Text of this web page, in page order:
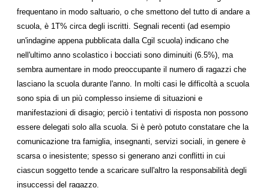
frequentano in modo saltuario, o che smettono del tutto di andare a
scuola, è 1T% circa degli iscritti. Segnali recenti (ad esempio
un'indagine appena pubblicata dalla Cgil scuola) indicano che
nell'ultimo anno scolastico i bocciati sono diminuiti (6.5%), ma
sembra aumentare in modo preoccupante il numero di ragazzi che
lasciano la scuola durante l'anno. In molti casi le difficoltà a scuola
sono spia di un più complesso insieme di situazioni e
manifestazioni di disagio; perciò i tentativi di risposta non possono
essere delegati solo alla scuola. Si è però potuto constatare che la
comunicazione tra famiglia, insegnanti, servizi sociali, in genere è
scarsa o inesistente; spesso si generano anzi conflitti in cui
ciascun soggetto tende a scaricare sull'altro la responsabilità degli
insuccessi del ragazzo.